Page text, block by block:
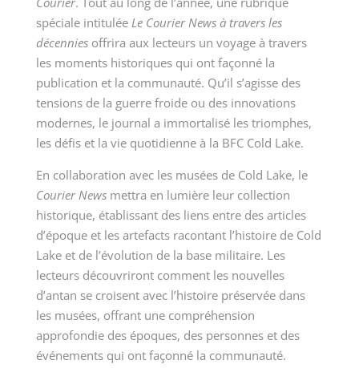
spéciale intitulée Le Courier News à travers les
décenniesoffrira aux lecteurs un voyage à travers
les moments historiques qui ont façonné la
publication et la communauté. Qu’il s’agisse des
tensions de la guerre froide ou des innovations
modernes, le journal a immortalisé les triomphes,
les défis et la vie quotidienne à la BFC Cold Lake.
En collaboration avec les musées de Cold Lake, le
Courier Newsmettra en lumière leur collection
historique, établissant des liens entre des articles
d’époque et les artefacts racontant l’histoire de Cold
Lake et de l’évolution de la base militaire. Les
lecteurs découvriront comment les nouvelles
d’antan se croisent avec l’histoire préservée dans
les musées, offrant une compréhension
approfondie des époques, des personnes et des
événements qui ont façonné la communauté.